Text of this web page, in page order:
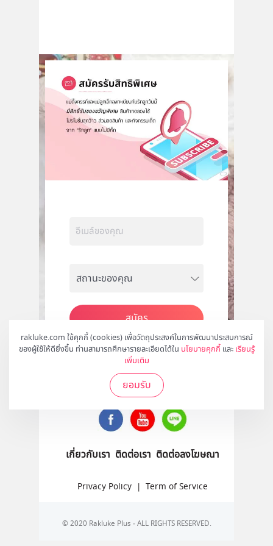
rakluke.com ใช้คุกกี้ (cookies) เพื่อวัตถุประสงค์ในการพัฒนาประสบการณ์
ของผู้ใช้ให้ดียิ่งขึ้น ท่านสามารถศึกษารายละเอียดได้ใน นโยบายคุกกี้ และ เรียนรู้
เพิ่มเติม
ยอมรับ
สมัคร
ติดตามเราได้ที่
เกี่ยวกับเรา ติดต่อเรา ติดต่อลงโฆษณา
Privacy Policy | Term of Service
© 2020 Rakluke Plus - ALL RIGHTS RESERVED.